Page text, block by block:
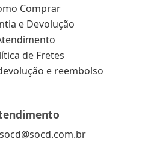
Comprar
e Devolução
de Fretes
e reembolso